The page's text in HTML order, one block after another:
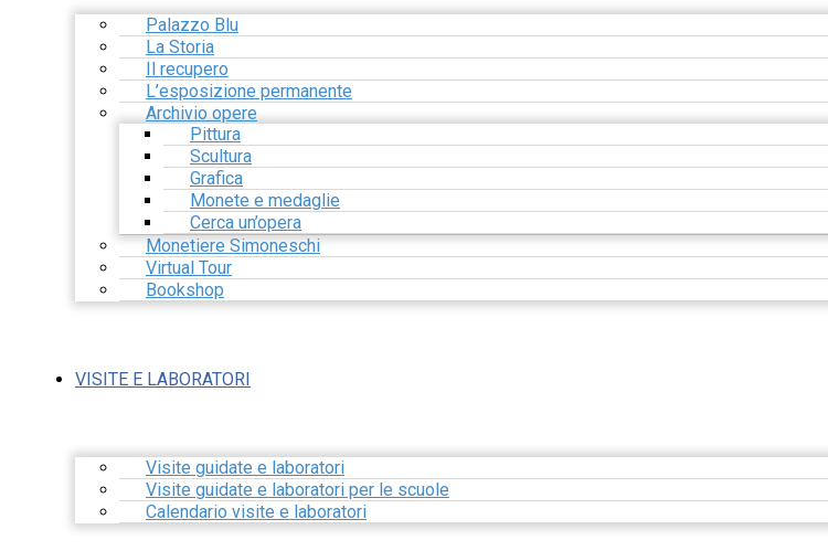
Palazzo Blu
La Storia
Il recupero
L’esposizione permanente
Archivio opere
Pittura
Scultura
Grafica
Monete e medaglie
Cerca un’opera
Monetiere Simoneschi
Virtual Tour
Bookshop
VISITE E LABORATORI
Visite guidate e laboratori
Visite guidate e laboratori per le scuole
Calendario visite e laboratori